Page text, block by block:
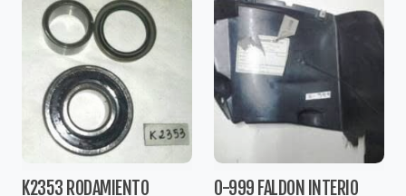
K2353 RODAMIENTO
0-999 FALDON INTERIO